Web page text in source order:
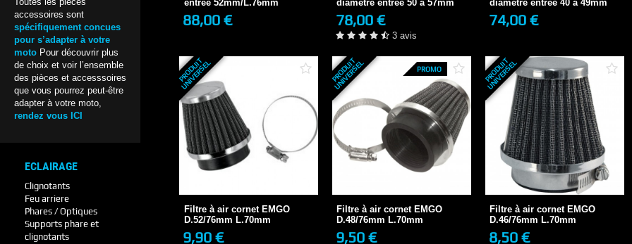
accessoires sont
spécifiquement concues
pour s’adapter à votre
moto Pour découvrir plus
de choix et voir l’ensemble
des pièces et accesssoires
que vous pourrez peut-être
adapter à votre moto,
rendez vous ICI
ECLAIRAGE
Clignotants
Feu arriere
Phares / Optiques
Supports phare et
clignotants
entrée 52mm/L.76mm
88,00 €
diamètre entrée 50 à 57mm
78,00 €
+ DE DÉTAILS
3 avis
diamètre entrée 40 à 49mm
74,00 €
P
R
O
D
U
I
T
U
N
I
V
E
R
S
E
L
Filtre à air cornet EMGO
D.52/76mm L.70mm
9,90 €
Filtre à air cornet EMGO
9,90 €
P
R
O
D
U
I
T
U
N
I
V
E
R
S
E
L PROMO
Filtre à air cornet EMGO
D.48/76mm L.70mm
9,50 €
Filtre à air cornet EMGO
9,50 €
P
R
O
D
U
I
T
U
N
I
V
E
R
S
E
L
Filtre à air cornet EMGO
D.46/76mm L.70mm
8,50 €
Filtre à air cornet EMGO
D.46/76mm L.70mm
8,50 €
2 avis